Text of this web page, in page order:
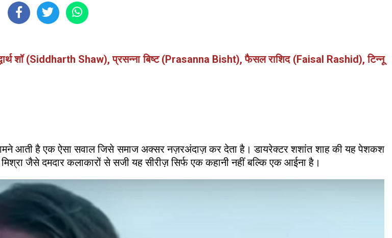
शॉ (Siddharth Shaw), प्रसन्ना बिष्ट (Prasanna Bisht), फैसल राशिद (Faisal Rashid), टिन्नू
आती है एक ऐसा सवाल जिसे समाज अक्सर नज़रअंदाज़ कर देता है। डायरेक्टर शशांत शाह की यह पेशकश
जैसे दमदार कलाकारों से सजी यह सीरीज़ सिर्फ एक कहानी नहीं बल्कि एक आईना है।